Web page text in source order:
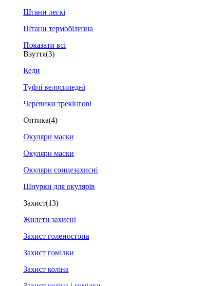
Штани легкі
Штани термобілизна
Показати всі
Взуття(3)
Кеди
Туфлі велосипедні
Черевики трекінгові
Оптика(4)
Окуляри маски
Окуляри маски
Окуляри сонцезахисні
Шнурки для окулярів
Захист(13)
Жилети захисні
Захист голеностопа
Захист гомілки
Захист коліна